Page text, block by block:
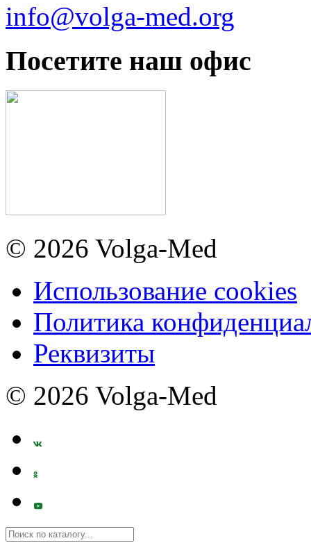
info@volga-med.org
Посетите наш офис
© 2026 Volga-Med
Использование cookies
Политика
Реквизиты
© 2026 Volga-Med